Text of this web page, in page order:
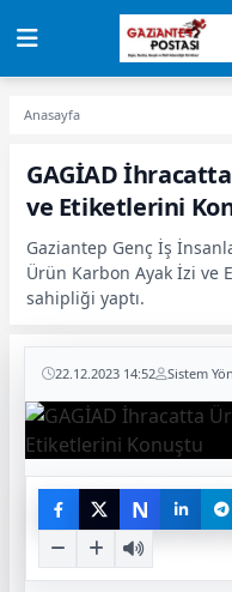
Anasayfa
GAGİAD
ve Etiketlerini
Gaziantep Genç İş
Ürün Karbon Ayak İzi ve
sahipliği yaptı.
22.12.2023 14:52 Sistem
N